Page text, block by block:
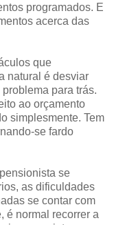
programados. E
acerca das
que
natural é desviar
para trás.
ao orçamento
simplesmente. Tem
se fardo
se
as dificuldades
se contar com
é normal recorrer a